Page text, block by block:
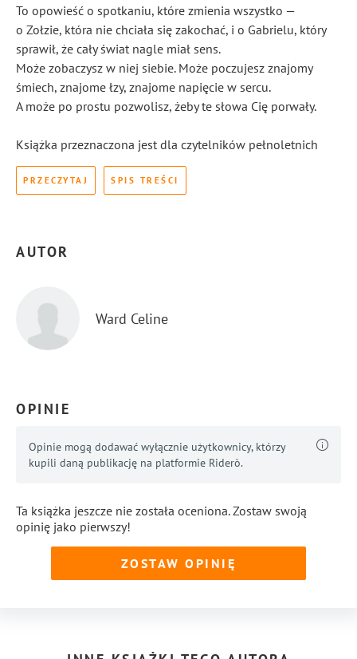
To opowieść o spotkaniu, które zmienia wszystko —
o Zołzie, która nie chciała się zakochać, i o Gabrielu, który
sprawił, że cały świat nagle miał sens.
Może zobaczysz w niej siebie. Może poczujesz znajomy
śmiech, znajome łzy, znajome napięcie w sercu.
A może po prostu pozwolisz, żeby te słowa Cię porwały.
Książka przeznaczona jest dla czytelników pełnoletnich
PRZECZYTAJ SPIS TREŚCI
AUTOR
Ward Celine
OPINIE
Opinie mogą dodawać wyłącznie użytkownicy, którzy
kupili daną publikację na platformie Riderò.
Ta książka jeszcze nie została oceniona. Zostaw swoją
opinię jako pierwszy!
ZOSTAW OPINIĘ